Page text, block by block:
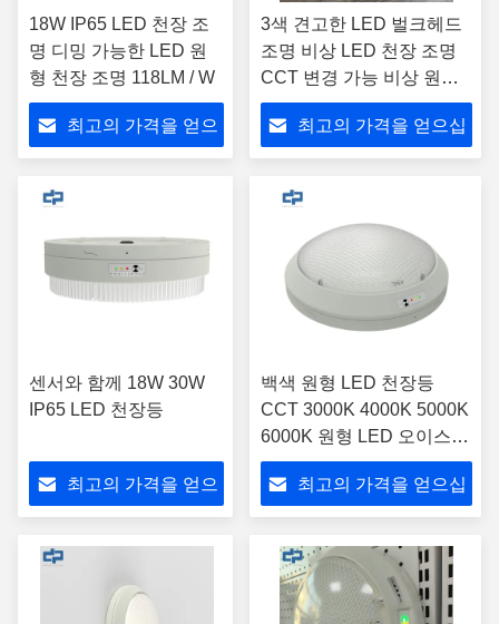
18W IP65 LED 천장 조
명 디밍 가능한 LED 원
형 천장 조명 118LM / W
최고의 가격을 얻으
3색 견고한 LED 벌크헤드
조명 비상 LED 천장 조명
CCT 변경 가능 비상 원형
천장 조명 IP65 방수 견고
한 LED 조명 표면 장착
LED 조명 기구
최고의 가격을 얻으십
센서와 함께 18W 30W
IP65 LED 천장등
최고의 가격을 얻으
백색 원형 LED 천장등
CCT 3000K 4000K 5000K
6000K 원형 LED 오이스터
등
최고의 가격을 얻으십